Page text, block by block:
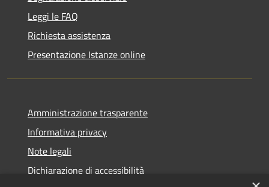
Leggi le FAQ
Richiesta assistenza
Presentazione Istanze online
Amministrazione trasparente
Informativa privacy
Note legali
Dichiarazione di accessibilità